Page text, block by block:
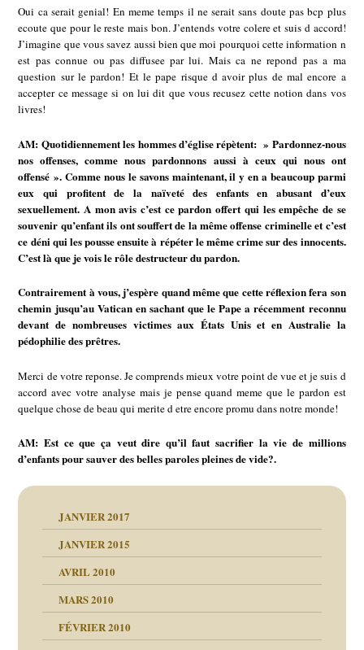
Oui ca serait genial! En meme temps il ne serait sans doute pas bcp plus
ecoute que pour le reste mais bon. J’entends votre colere et suis d accord!
J’imagine que vous savez aussi bien que moi pourquoi cette information n
est pas connue ou pas diffusee par lui. Mais ca ne repond pas a ma
question sur le pardon! Et le pape risque d avoir plus de mal encore a
accepter ce message si on lui dit que vous recusez cette notion dans vos
livres!
AM: Quotidiennement les hommes d’église répètent: » Pardonnez-nous
nos offenses, comme nous pardonnons aussi à ceux qui nous ont
offensé ». Comme nous le savons maintenant, il y en a beaucoup parmi
eux qui profitent de la naïveté des enfants en abusant d’eux
sexuellement. A mon avis c’est ce pardon offert qui les empêche de se
souvenir qu’enfant ils ont souffert de la même offense criminelle et c’est
ce déni qui les pousse ensuite à répéter le même crime sur des innocents.
C’est là que je vois le rôle destructeur du pardon.
Contrairement à vous, j’espère quand même que cette réflexion fera son
chemin jusqu’au Vatican en sachant que le Pape a récemment reconnu
devant de nombreuses victimes aux États Unis et en Australie la
pédophilie des prêtres.
Merci de votre reponse. Je comprends mieux votre point de vue et je suis d
accord avec votre analyse mais je pense quand meme que le pardon est
quelque chose de beau qui merite d etre encore promu dans notre monde!
AM: Est ce que ça veut dire qu’il faut sacrifier la vie de millions
d’enfants pour sauver des belles paroles pleines de vide?.
JANVIER 2017
JANVIER 2015
AVRIL 2010
MARS 2010
FÉVRIER 2010